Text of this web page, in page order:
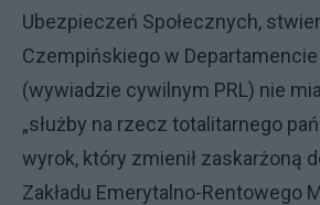
Ubezpieczeń Społecznych,
Czempińskiego w Departamencie
(wywiadzie cywilnym PRL) nie
„służby na rzecz totalitarnego
wyrok, który zmienił zaskarżoną
Zakładu Emerytalno-Rentowego